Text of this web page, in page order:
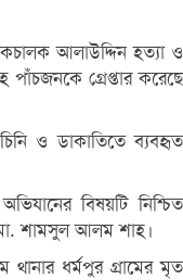
আলাউদ্দিন হত্যা ও
গ্রেপ্তার করেছে
ও ডাকাতিতে ব্যবহৃত
বিষয়টি নিশ্চিত
মো. শামসুল আলম শাহ।
থানার ধর্মপুর গ্রামের মৃত